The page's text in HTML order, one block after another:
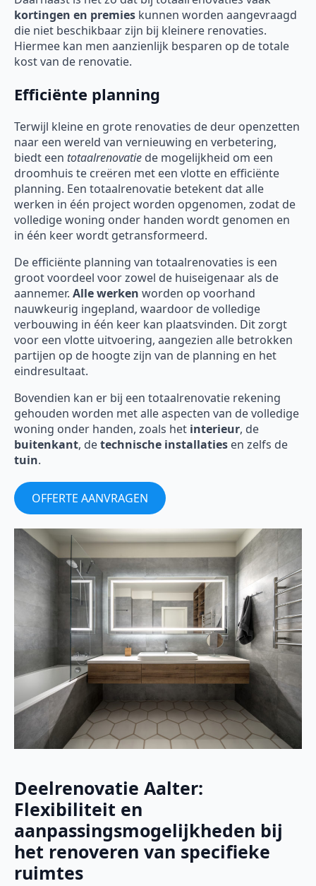
kortingen en premies kunnen worden aangevraagd
die niet beschikbaar zijn bij kleinere renovaties.
Hiermee kan men aanzienlijk besparen op de totale
kost van de renovatie.
Efficiënte planning
Terwijl kleine en grote renovaties de deur openzetten
naar een wereld van vernieuwing en verbetering,
biedt een totaalrenovatie de mogelijkheid om een
droomhuis te creëren met een vlotte en efficiënte
planning. Een totaalrenovatie betekent dat alle
werken in één project worden opgenomen, zodat de
volledige woning onder handen wordt genomen en
in één keer wordt getransformeerd.
De efficiënte planning van totaalrenovaties is een
groot voordeel voor zowel de huiseigenaar als de
aannemer. Alle werken worden op voorhand
nauwkeurig ingepland, waardoor de volledige
verbouwing in één keer kan plaatsvinden. Dit zorgt
voor een vlotte uitvoering, aangezien alle betrokken
partijen op de hoogte zijn van de planning en het
eindresultaat.
Bovendien kan er bij een totaalrenovatie rekening
gehouden worden met alle aspecten van de volledige
woning onder handen, zoals het interieur, de
buitenkant, detechnische installaties en zelfs de
tuin.
OFFERTE AANVRAGEN
Deelrenovatie Aalter:
Flexibiliteit en
aanpassingsmogelijkheden bij
het renoveren van specifieke
ruimtes